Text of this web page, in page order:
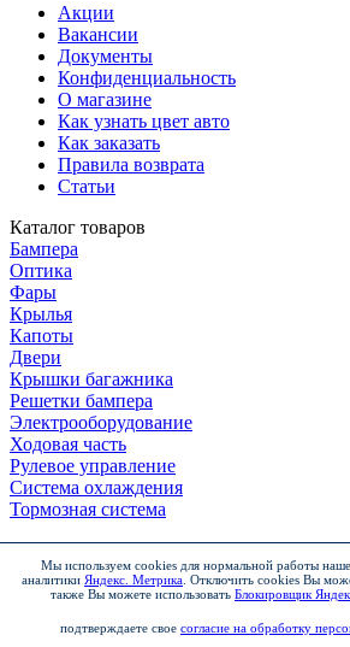
Акции
Вакансии
Документы
Конфиденциальность
О магазине
Как узнать цвет авто
Как заказать
Правила возврата
Статьи
Каталог товаров
Бампера
Оптика
Фары
Крылья
Капоты
Двери
Крышки багажника
Решетки бампера
Электрооборудование
Ходовая часть
Рулевое управление
Система охлаждения
Тормозная система
Чтобы заказать товар
Позвоните нам по номеру924-14-74
Мы используем cookies для нормальной работы
аналитики Яндекс. Метрика Отключить cookies Вы
также Вы можете использовать Блокировщик
подтверждаете свое согласие на обработку